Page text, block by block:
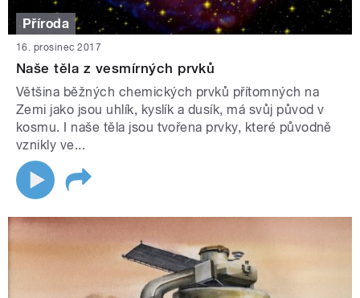
Příroda
16. prosinec 2017
Naše těla z vesmírných prvků
Většina běžných chemických prvků přítomných na
Zemi jako jsou uhlík, kyslík a dusík, má svůj původ v
kosmu. I naše těla jsou tvořena prvky, které původně
vznikly ve...